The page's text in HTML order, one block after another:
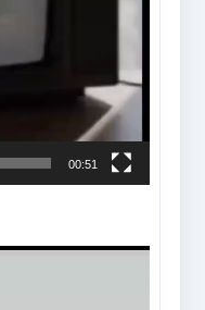
00:51